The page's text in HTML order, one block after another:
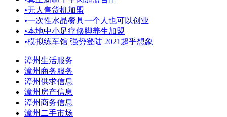
•无人售货机加盟
•一次性水晶餐具一个人也可以创业
•本地中小足疗修脚养生加盟
•模拟练车馆 强势登陆 2021超乎想象
漳州生活服务
漳州商务服务
漳州供求信息
漳州房产信息
漳州商务信息
漳州二手市场